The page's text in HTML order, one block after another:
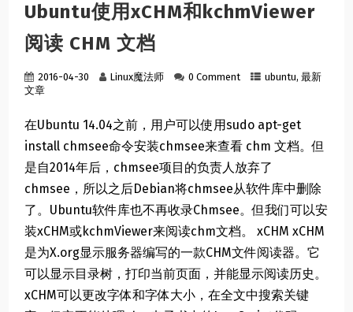
Ubuntu使用xCHM和kchmViewer
阅读 CHM 文档
2016-04-30 Linux魔法师 0 Comment ubuntu,最新
文章
在Ubuntu 14.04之前，用户可以使用sudo apt-get
install chmsee命令安装chmsee来查看 chm 文档。但
是自2014年后，chmsee项目的负责人放弃了
chmsee，所以之后Debian将chmsee从软件库中删除
了。Ubuntu软件库也不再收录Chmsee。但我们可以安
装xCHM或kchmViewer来阅读chm文档。 xCHM xCHM
是为X.org显示服务器编写的一款CHM文件阅读器。它
可以显示目录树，打印当前页面，并能显示阅读历史。
xCHM可以更改字体和字体大小，在全文中搜索关键